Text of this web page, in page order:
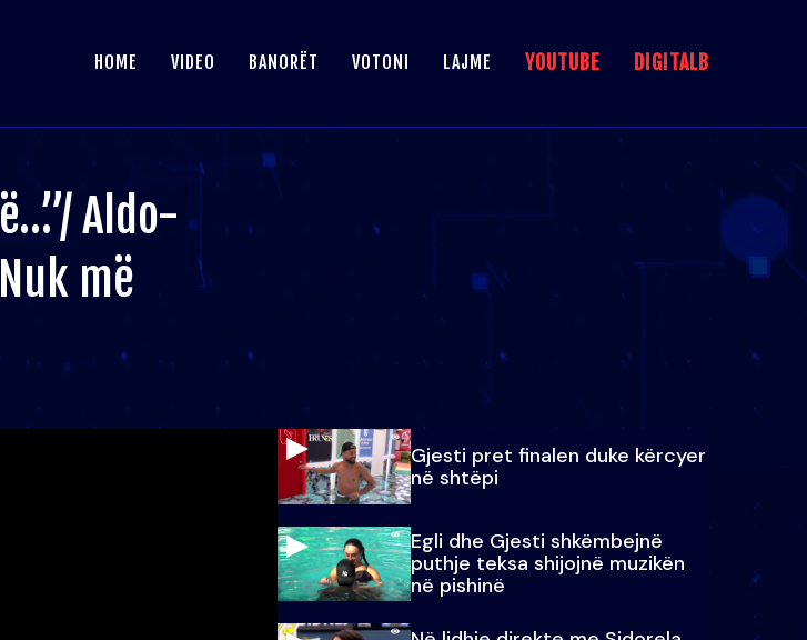
HOME VIDEO BANORËT VOTONI LAJME YOUTUBE DIGITALB
Aldo-
më
Gjesti pret finalen duke kërcyer
në shtëpi
Egli dhe Gjesti shkëmbejnë
puthje teksa shijojnë muzikën
në pishinë